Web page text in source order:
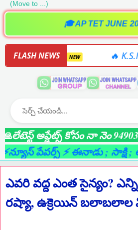
🎓 AP TET JUNE
FLASH NEWS
NEW 🔥 K.S.NAIDU
అప్డేట్స్ కోసం నా నెం
పేపర్స్ ⚡ ఈనాడు; సాక్షి;
ఎవరి వద్ద ఎంత సైన్యం?
రష్యా, ఉక్రెయిన్ బలాబలాల